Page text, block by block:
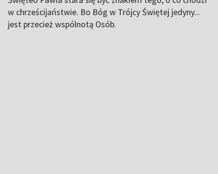
w chrześcijaństwie. Bo Bóg w Trójcy Świętej jedyny...
jest przecież wspólnotą Osób.